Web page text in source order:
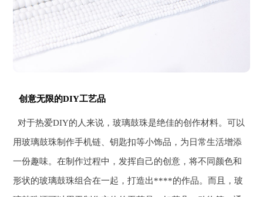
创意无限的DIY工艺品
对于热爱DIY的人来说，玻璃鼓珠是绝佳的创作材料。可以
用玻璃鼓珠制作手机链、钥匙扣等小饰品，为日常生活增添
一份趣味。在制作过程中，发挥自己的创意，将不同颜色和
形状的玻璃鼓珠组合在一起，打造出****的作品。而且，玻